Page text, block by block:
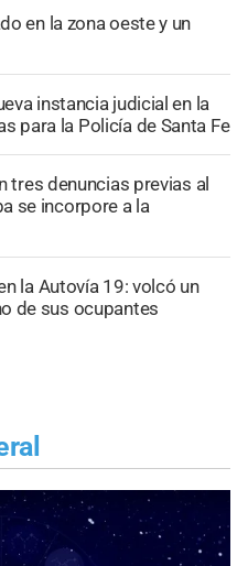
en la zona oeste y un
instancia judicial en la
para la Policía de Santa Fe
tres denuncias previas al
se incorpore a la
la Autovía 19: volcó un
de sus ocupantes